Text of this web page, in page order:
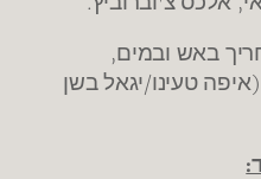
באש ובמים,
טעינו/יגאל בשן